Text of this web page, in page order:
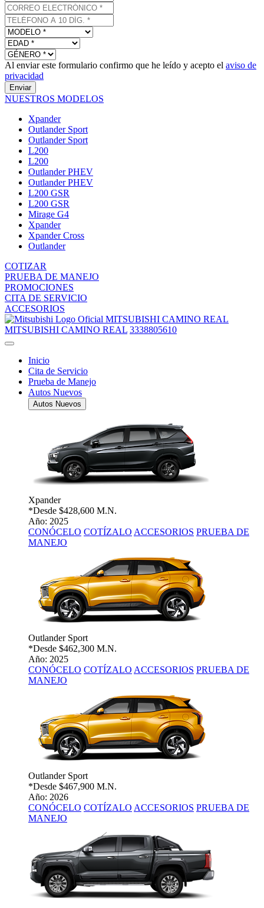
Al enviar este formulario confirmo que he leído y acepto el aviso de
privacidad
Enviar
NUESTROS MODELOS
Xpander
Outlander Sport
Outlander Sport
L200
L200
Outlander PHEV
Outlander PHEV
L200 GSR
L200 GSR
Mirage G4
Xpander
Xpander Cross
Outlander
COTIZAR
PRUEBA DE MANEJO
PROMOCIONES
CITA DE SERVICIO
ACCESORIOS
MITSUBISHI CAMINO REAL
MITSUBISHI CAMINO REAL 3338805610
Inicio
Cita de Servicio
Prueba de Manejo
Autos Nuevos
Autos Nuevos
Xpander
*Desde $428,600 M.N.
Año: 2025
CONÓCELO COTÍZALO ACCESORIOS PRUEBA DE
MANEJO
Outlander Sport
*Desde $462,300 M.N.
Año: 2025
CONÓCELO COTÍZALO ACCESORIOS PRUEBA DE
MANEJO
Outlander Sport
*Desde $467,900 M.N.
Año: 2026
CONÓCELO COTÍZALO ACCESORIOS PRUEBA DE
MANEJO